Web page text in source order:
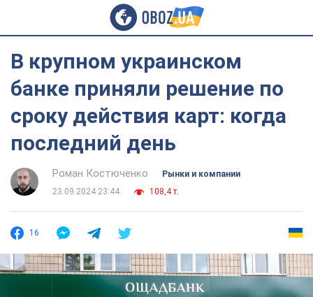
В крупном украинском
банке приняли решение по
сроку действия карт: когда
последний день
Роман Костюченко
Рынки и компании
23.09.2024 23:44
108,4 т.
16